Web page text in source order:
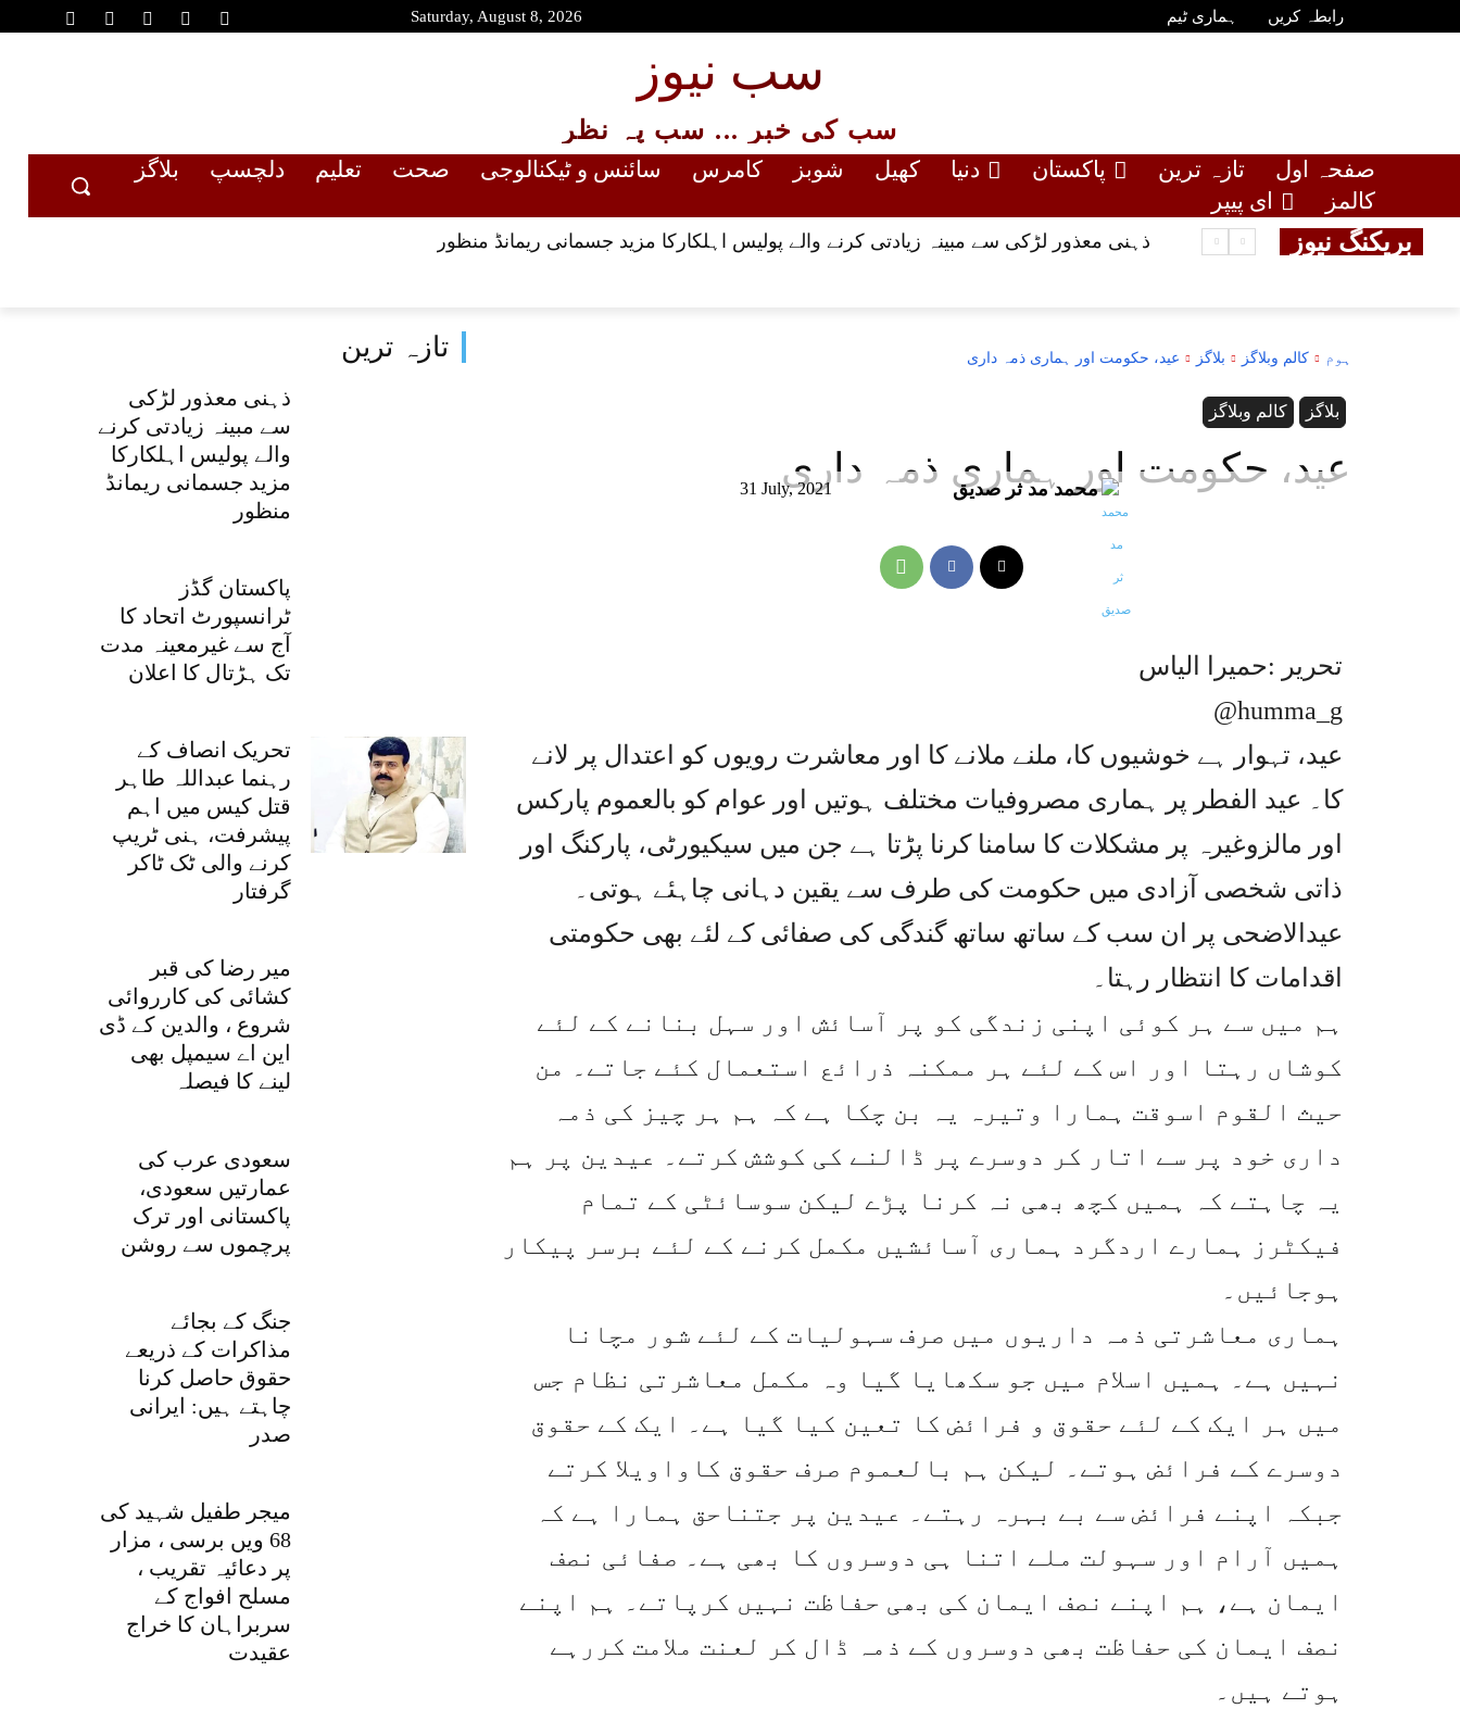
Saturday, August 8, 2026 رابطہ کریں ہماری ٹیم
سب نیوز
سب کی خبر ... سب پہ نظر
صفحہ اول تازہ ترین پاکستان دنیا کھیل شوبز کامرس سائنس و ٹیکنالوجی صحت تعلیم دلچسپ
بلاگز
کالمز
ای پیپر
بریکنگ نیوز ذہنی معذور لڑکی سے مبینہ زیادتی کرنے والے پولیس اہلکارکا مزید جسمانی ریمانڈ منظور
تازہ ترین
ذہنی معذور لڑکی
سے مبینہ زیادتی کرنے
والے پولیس اہلکارکا
مزید جسمانی ریمانڈ
منظور
پاکستان گڈز
ٹرانسپورٹ اتحاد کا
آج سے غیرمعینہ مدت
تک ہڑتال کا اعلان
تحریک انصاف کے
رہنما عبداللہ طاہر
قتل کیس میں اہم
پیشرفت، ہنی ٹریپ
کرنے والی ٹک ٹاکر
گرفتار
میر رضا کی قبر
کشائی کی کارروائی
شروع ، والدین کے ڈی
این اے سیمپل بھی
لینے کا فیصلہ
سعودی عرب کی
عمارتیں سعودی،
پاکستانی اور ترک
پرچموں سے روشن
جنگ کے بجائے
مذاکرات کے ذریعے
حقوق حاصل کرنا
چاہتے ہیں: ایرانی
صدر
میجر طفیل شہید کی
68 ویں برسی ، مزار
پر دعائیہ تقریب ،
مسلح افواج کے
سربراہان کا خراج
عقیدت
ہوم کالم وبلاگز بلاگز عید، حکومت اور ہماری ذمہ داری
کالم وبلاگز بلاگز
عید، حکومت اور ہماری ذمہ داری31 July, 2021 محمد مد ثر صدیق
تحریر :حمیرا الیاس
@humma_g
عید، تہوار ہے خوشیوں کا، ملنے ملانے کا اور معاشرت رویوں کو اعتدال پر لانے
کا۔ عید الفطر پر ہماری مصروفیات مختلف ہوتیں اور عوام کو بالعموم پارکس
اور مالزوغیرہ پر مشکلات کا سامنا کرنا پڑتا ہے جن میں سیکیورٹی، پارکنگ اور
ذاتی شخصی آزادی میں حکومت کی طرف سے یقین دہانی چاہئے ہوتی۔
عیدالاضحی پر ان سب کے ساتھ ساتھ گندگی کی صفائی کے لئے بھی حکومتی
اقدامات کا انتظار رہتا۔
ہم میں سے ہر کوئی اپنی زندگی کو پر آسائش اور سہل بنانے کے لئے
کوشاں رہتا اور اس کے لئے ہر ممکنہ ذرائع استعمال کئے جاتے۔ من
حیث القوم اسوقت ہمارا وتیرہ یہ بن چکا ہے کہ ہم ہر چیز کی ذمہ
داری خود پر سے اتار کر دوسرے پر ڈالنے کی کوشش کرتے۔ عیدین پر ہم
یہ چاہتے کہ ہمیں کچھ بھی نہ کرنا پڑے لیکن سوسائٹی کے تمام
فیکٹرز ہمارے اردگرد ہماری آسائشیں مکمل کرنے کے لئے برسر پیکار
ہوجائیں۔
ہماری معاشرتی ذمہ داریوں میں صرف سہولیات کے لئے شور مچانا
نہیں ہے۔ ہمیں اسلام میں جو سکھایا گیا وہ مکمل معاشرتی نظام جس
میں ہر ایک کے لئے حقوق و فرائض کا تعین کیا گیا ہے۔ ایک کے حقوق
دوسرے کے فرائض ہوتے۔ لیکن ہم بالعموم صرف حقوق کاواویلا کرتے
جبکہ اپنے فرائض سے بے بہرہ رہتے۔ عیدین پر جتناحق ہمارا ہے کہ
ہمیں آرام اور سہولت ملے اتنا ہی دوسروں کا بھی ہے۔ صفائی نصف
ایمان ہے، ہم اپنے نصف ایمان کی بھی حفاظت نہیں کرپاتے۔ ہم اپنے
نصف ایمان کی حفاظت بھی دوسروں کے ذمہ ڈال کر لعنت ملامت کررہے
ہوتے ہیں۔